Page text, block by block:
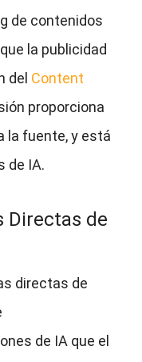
de contenidos
la publicidad
del Content
proporciona
la fuente, y está
de IA.
Directas de
directas de
de IA que el